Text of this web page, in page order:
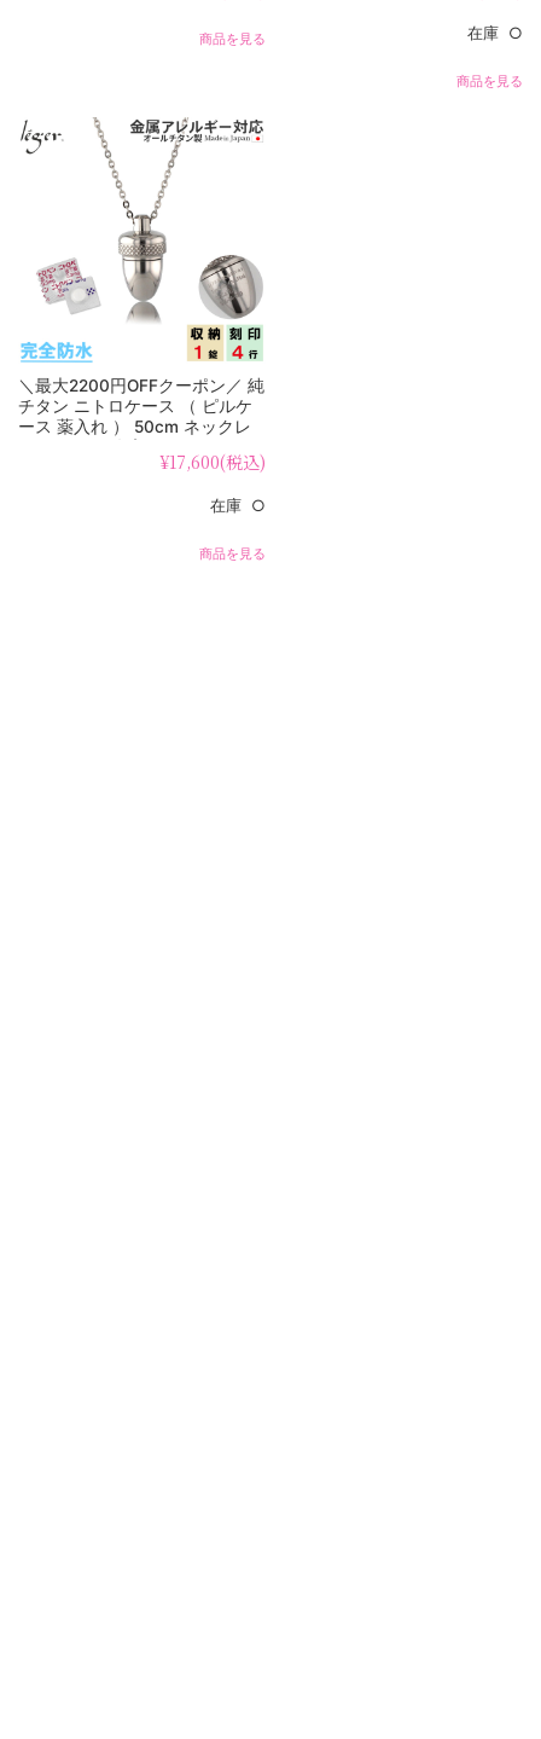
商品を見る 在庫 ○
商品を見る
＼最大2200円OFFクーポン／ 純
チタン ニトロケース （ ピルケ
ース 薬入れ ） 50cm ネックレ
¥17,600(税込)
在庫 ○
商品を見る